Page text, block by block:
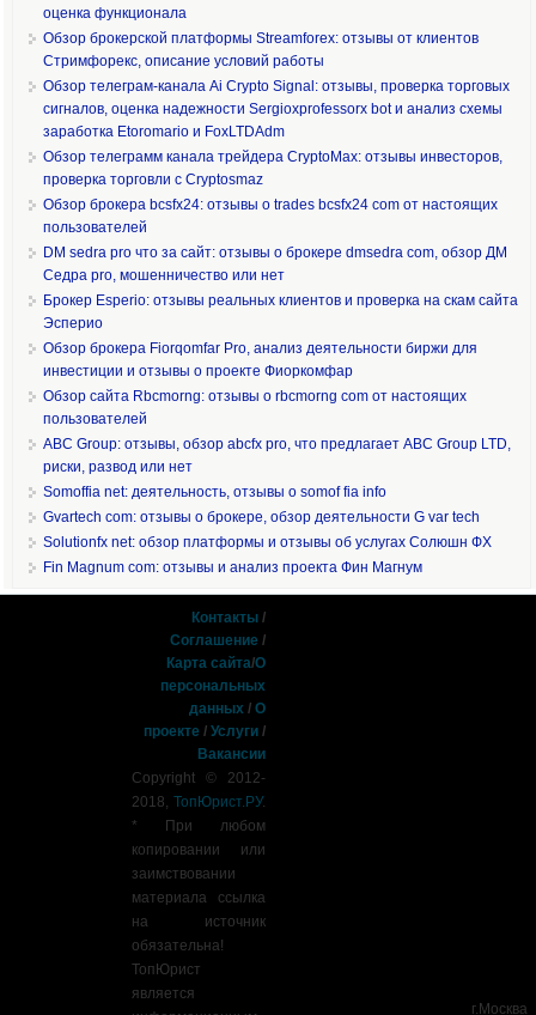
оценка функционала
Обзор брокерской платформы Streamforex: отзывы от клиентов
Стримфорекс, описание условий работы
Обзор телеграм-канала Ai Crypto Signal: отзывы, проверка торговых
сигналов, оценка надежности Sergioxprofessorx bot и анализ схемы
заработка Etoromario и FoxLTDAdm
Обзор телеграмм канала трейдера CryptoMax: отзывы инвесторов,
проверка торговли с Cryptosmaz
Обзор брокера bcsfx24: отзывы о trades bcsfx24 com от настоящих
пользователей
DM sedra pro что за сайт: отзывы о брокере dmsedra com, обзор ДМ
Седра pro, мошенничество или нет
Брокер Esperio: отзывы реальных клиентов и проверка на скам сайта
Эсперио
Обзор брокера Fiorqomfar Pro, анализ деятельности биржи для
инвестиции и отзывы о проекте Фиоркомфар
Обзор сайта Rbcmorng: отзывы о rbcmorng com от настоящих
пользователей
ABC Group: отзывы, обзор abcfx pro, что предлагает ABC Group LTD,
риски, развод или нет
Somoffia net: деятельность, отзывы о somof fia info
Gvartech com: отзывы о брокере, обзор деятельности G var tech
Solutionfx net: обзор платформы и отзывы об услугах Солюшн ФХ
Fin Magnum com: отзывы и анализ проекта Фин Магнум
Контакты /
Соглашение /
Карта сайта/О
персональных
данных /О
проекте /Услуги /
Вакансии
Copyright © 2012-
2018,ТопЮрист.РУ.
* При любом
копировании или
заимствовании
материала ссылка
на источник
обязательна!
ТопЮрист
является
г.Москва